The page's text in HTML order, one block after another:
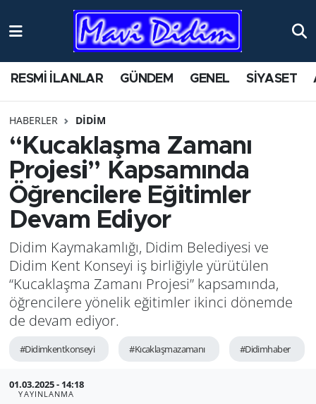
RESMİ İLANLAR GÜNDEM GENEL SİYASET
HABERLER DİDİM
“Kucaklaşma Zamanı
Projesi” Kapsamında
Öğrencilere Eğitimler
Devam Ediyor
Didim Kaymakamlığı, Didim Belediyesi ve
Didim Kent Konseyi iş birliğiyle yürütülen
“Kucaklaşma Zamanı Projesi” kapsamında,
öğrencilere yönelik eğitimler ikinci dönemde
de devam ediyor.
#Didimkentkonseyi #Kıcaklaşmazamanı #Didimhaber
01.03.2025 - 14:18
YAYINLANMA
ANTİK YERLER
AYDIN
BİLİM VE TEKNOLOJİ
ÇEVRE
EĞİTİM
EKONOMİ
GENEL
Nöbetçi Eczaneler
Namaz Vakitleri
Trafik Durumu
Süper Lig Puan Durumu ve Fikstür
Tüm Manşetler
Son Dakika Haberleri
Haber Arşivi